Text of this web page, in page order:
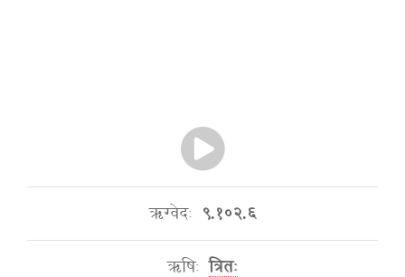
ऋग्वेदः ९.१०२.६
ऋषिः त्रितः